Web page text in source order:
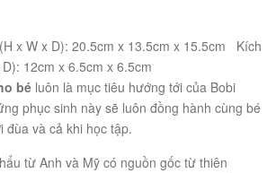
x W x D): 20.5cm x 13.5cm x 15.5cm
Kích
12cm x 6.5cm x 6.5cm
bé luôn là mục tiêu hướng tới của Bobi
phục sinh này sẽ luôn đồng hành cùng bé
đùa và cả khi học tập.
từ Anh và Mỹ có nguồn gốc từ thiên